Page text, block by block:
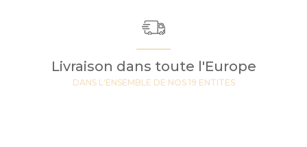
Livraison dans toute l'Europe
DANS L'ENSEMBLE DE NOS 19 ENTITES